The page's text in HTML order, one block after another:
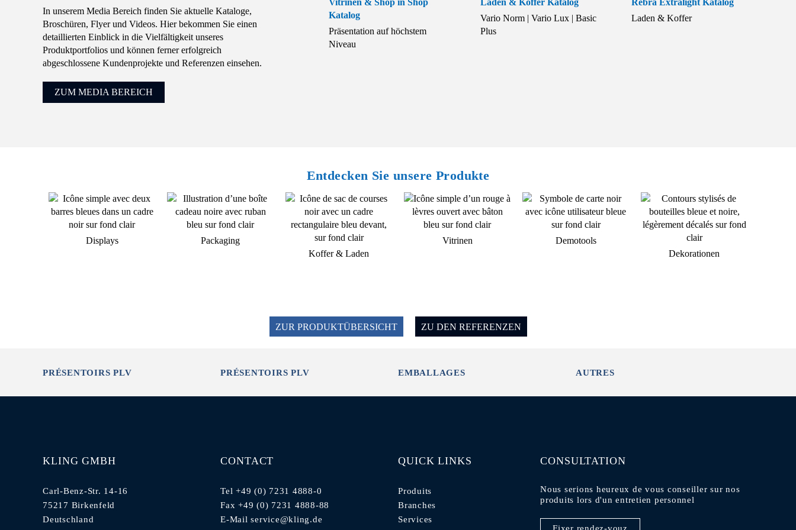
In unserem Media Bereich finden Sie aktuelle Kataloge,
Broschüren, Flyer und Videos. Hier bekommen Sie einen
detaillierten Einblick in die Vielfältigkeit unseres
Produktportfolios und können ferner erfolgreich
abgeschlossene Kundenprojekte und Referenzen einsehen.
ZUM MEDIA BEREICH
Vitrinen & Shop in Shop
Katalog
Präsentation auf höchstem
Niveau
Laden & Koffer Katalog
Vario Norm | Vario Lux | Basic
Plus
Rebra Extralight Katalog
Laden & Koffer
Entdecken Sie unsere Produkte
Displays
Packaging
Koffer & Laden
Vitrinen
Demotools
Dekorationen
ZUR PRODUKTÜBERSICHT ZU DEN REFERENZEN
PRÉSENTOIRS PLV PRÉSENTOIRS PLV EMBALLAGES AUTRES
KLING GMBH
Carl-Benz-Str. 14-16
75217 Birkenfeld
Deutschland
CONTACT
Tel +49 (0) 7231 4888-0
Fax +49 (0) 7231 4888-88
E-Mailservice@kling.de
QUICK LINKS
Produits
Branches
Services
CONSULTATION
Nous serions heureux de vous conseiller sur nos
produits lors d'un entretien personnel